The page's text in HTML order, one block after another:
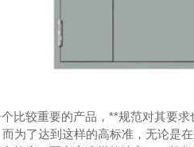
钢质甲级防火门
比较重要的产品，**规范对其要
为了达到这样的高标准，无论是